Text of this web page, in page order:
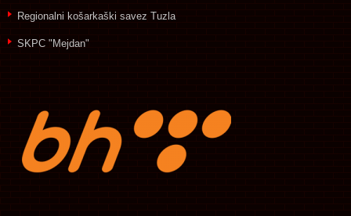
Regionalni košarkaški savez Tuzla
SKPC "Mejdan"